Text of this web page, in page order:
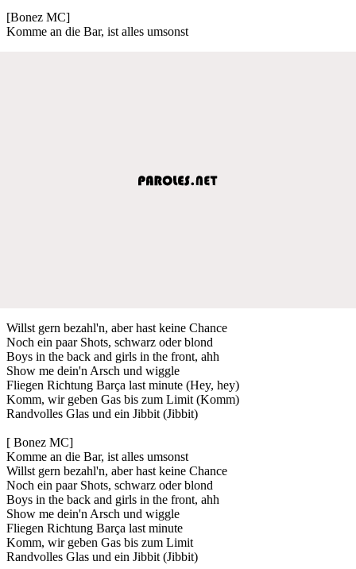
[Bonez MC]
Komme an die Bar, ist alles umsonst
Willst gern bezahl'n, aber hast keine Chance
Noch ein paar Shots, schwarz oder blond
Boys in the back and girls in the front, ahh
Show me dein'n Arsch und wiggle
Fliegen Richtung Barça last minute (Hey, hey)
Komm, wir geben Gas bis zum Limit (Komm)
Randvolles Glas und ein Jibbit (Jibbit)
[ Bonez MC]
Komme an die Bar, ist alles umsonst
Willst gern bezahl'n, aber hast keine Chance
Noch ein paar Shots, schwarz oder blond
Boys in the back and girls in the front, ahh
Show me dein'n Arsch und wiggle
Fliegen Richtung Barça last minute
Komm, wir geben Gas bis zum Limit
Randvolles Glas und ein Jibbit (Jibbit)